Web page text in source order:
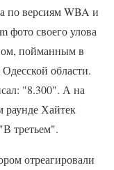
по версиям WBA и
фото своего улова
пойманным в
области.
"8.300". А на
раунде Хайтек
третьем".
отреагировали